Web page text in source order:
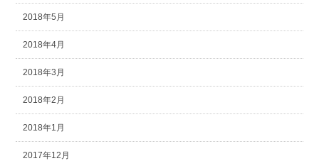
2018年5月
2018年4月
2018年3月
2018年2月
2018年1月
2017年12月